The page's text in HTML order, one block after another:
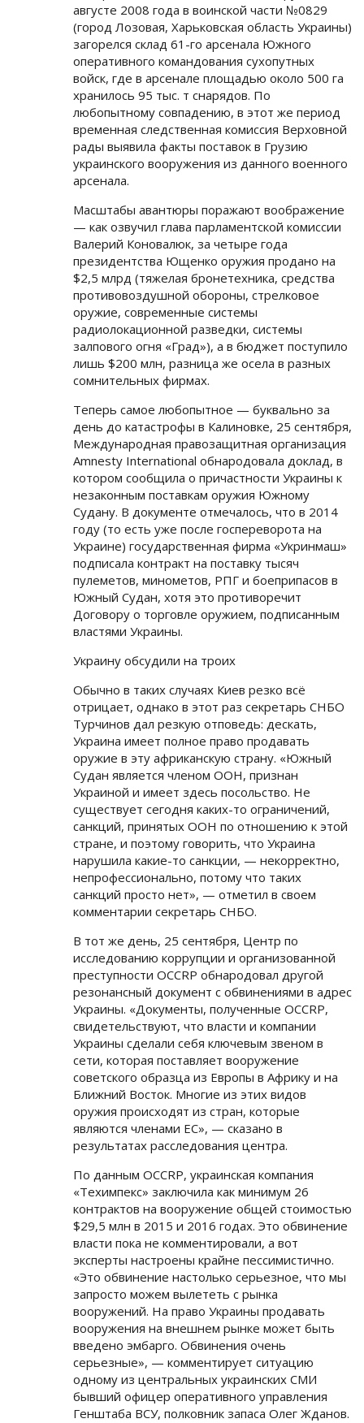
августе 2008 года в воинской части №0829
(город Лозовая, Харьковская область Украины)
загорелся склад 61-го арсенала Южного
оперативного командования сухопутных
войск, где в арсенале площадью около 500 га
хранилось 95 тыс. т снарядов. По
любопытному совпадению, в этот же период
временная следственная комиссия Верховной
рады выявила факты поставок в Грузию
украинского вооружения из данного военного
арсенала.
Масштабы авантюры поражают воображение
— как озвучил глава парламентской комиссии
Валерий Коновалюк, за четыре года
президентства Ющенко оружия продано на
$2,5 млрд (тяжелая бронетехника, средства
противовоздушной обороны, стрелковое
оружие, современные системы
радиолокационной разведки, системы
залпового огня «Град»), а в бюджет поступило
лишь $200 млн, разница же осела в разных
сомнительных фирмах.
Теперь самое любопытное — буквально за
день до катастрофы в Калиновке, 25 сентября,
Международная правозащитная организация
Amnesty International обнародовала доклад, в
котором сообщила о причастности Украины к
незаконным поставкам оружия Южному
Судану. В документе отмечалось, что в 2014
году (то есть уже после госпереворота на
Украине) государственная фирма «Укринмаш»
подписала контракт на поставку тысяч
пулеметов, минометов, РПГ и боеприпасов в
Южный Судан, хотя это противоречит
Договору о торговле оружием, подписанным
властями Украины.
Украину обсудили на троих
Обычно в таких случаях Киев резко всё
отрицает, однако в этот раз секретарь СНБО
Турчинов дал резкую отповедь: дескать,
Украина имеет полное право продавать
оружие в эту африканскую страну. «Южный
Судан является членом ООН, признан
Украиной и имеет здесь посольство. Не
существует сегодня каких-то ограничений,
санкций, принятых ООН по отношению к этой
стране, и поэтому говорить, что Украина
нарушила какие-то санкции, — некорректно,
непрофессионально, потому что таких
санкций просто нет», — отметил в своем
комментарии секретарь СНБО.
В тот же день, 25 сентября, Центр по
исследованию коррупции и организованной
преступности OCCRP обнародовал другой
резонансный документ с обвинениями в адрес
Украины. «Документы, полученные OCCRP,
свидетельствуют, что власти и компании
Украины сделали себя ключевым звеном в
сети, которая поставляет вооружение
советского образца из Европы в Африку и на
Ближний Восток. Многие из этих видов
оружия происходят из стран, которые
являются членами ЕС», — сказано в
результатах расследования центра.
По данным OCCRP, украинская компания
«Техимпекс» заключила как минимум 26
контрактов на вооружение общей стоимостью
$29,5 млн в 2015 и 2016 годах. Это обвинение
власти пока не комментировали, а вот
эксперты настроены крайне пессимистично.
«Это обвинение настолько серьезное, что мы
запросто можем вылететь с рынка
вооружений. На право Украины продавать
вооружения на внешнем рынке может быть
введено эмбарго. Обвинения очень
серьезные», — комментирует ситуацию
одному из центральных украинских СМИ
бывший офицер оперативного управления
Генштаба ВСУ, полковник запаса Олег Жданов.